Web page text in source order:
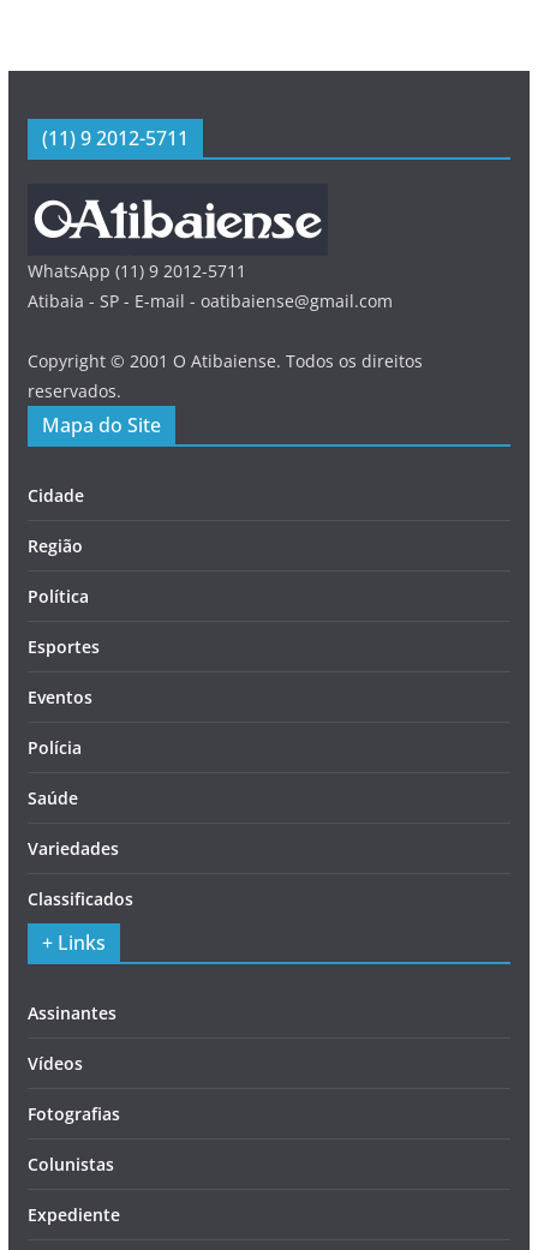
(11) 9 2012-5711
WhatsApp (11) 9 2012-5711
Atibaia - SP - E-mail - oatibaiense@gmail.com
Copyright © 2001 O Atibaiense. Todos os direitos
reservados.
Mapa do Site
Cidade
Região
Política
Esportes
Eventos
Polícia
Saúde
Variedades
Classificados
+ Links
Assinantes
Vídeos
Fotografias
Colunistas
Expediente